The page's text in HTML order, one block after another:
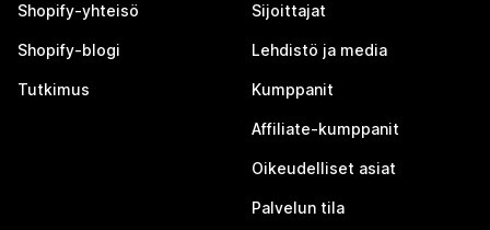
Shopify-yhteisö
Shopify-blogi
Tutkimus
Sijoittajat
Lehdistö ja media
Kumppanit
Affiliate-kumppanit
Oikeudelliset asiat
Palvelun tila